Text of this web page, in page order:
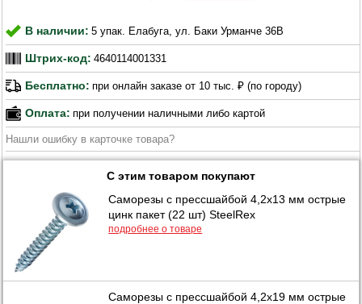
В наличии: 5 упак. Елабуга, ул. Баки Урманче 36В
Штрих-код: 4640114001331
Бесплатно: при онлайн заказе от 10 тыс. ₽ (по городу)
Оплата: при получении наличными либо картой
Нашли ошибку в карточке товара?
С этим товаром покупают
Саморезы с прессшайбой 4,2х13 мм острые
цинк пакет (22 шт) SteelRex
подробнее о товаре
Саморезы с прессшайбой 4,2х19 мм острые